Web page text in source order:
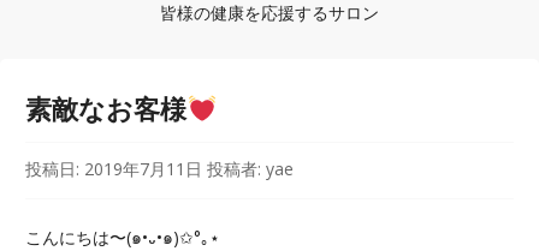
皆様の健康を応援するサロン
素敵なお客様
投稿日: 2019年7月11日 投稿者:yae
こんにちは〜(๑•᎑•๑)✩°｡⋆